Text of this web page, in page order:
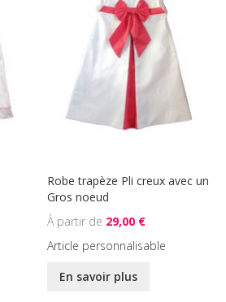
Robe trapèze Pli creux avec un
Gros noeud
29,00 €
Article personnalisable
En savoir plus